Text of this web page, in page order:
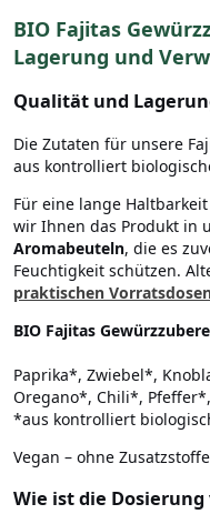
BIO Fajitas
Lagerung und
Qualität und
Die Zutaten für unsere
aus kontrolliert
Für eine lange
wir Ihnen das Produkt in
Aromabeuteln, die es
Feuchtigkeit schützen.
praktischen
BIO Fajitas
Paprika*, Zwiebel*,
Oregano*, Chili*,
*aus kontrolliert
Vegan – ohne
Wie ist die Dosierung